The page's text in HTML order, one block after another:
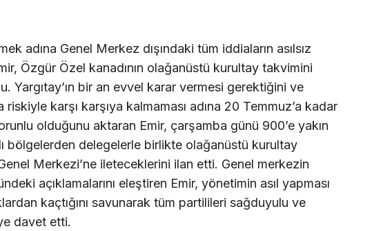
adına Genel Merkez dışındaki tüm iddiaların asılsız
Özgür Özel kanadının olağanüstü kurultay takvimini
Yargıtay’ın bir an evvel karar vermesi gerektiğini ve
karşı karşıya kalmaması adına 20 Temmuz’a kadar
olduğunu aktaran Emir, çarşamba günü 900’e yakın
bölgelerden delegelerle birlikte olağanüstü kurultay
Merkezi’ne ileteceklerini ilan etti. Genel merkezin
açıklamalarını eleştiren Emir, yönetimin asıl yapması
kaçtığını savunarak tüm partilileri sağduyulu ve
davet etti.